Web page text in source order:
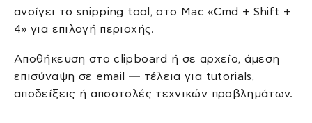
ανοίγει το snipping tool, στο Mac «Cmd + Shift +
4» για επιλογή περιοχής.
Αποθήκευση στο clipboard ή σε αρχείο, άμεση
επισύναψη σε email — τέλεια για tutorials,
αποδείξεις ή αποστολές τεχνικών προβλημάτων.